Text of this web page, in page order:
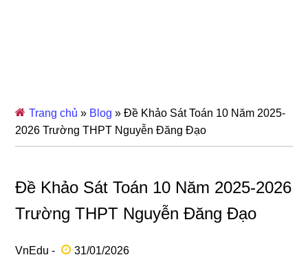
Trang chủ » Blog »Đề Khảo Sát Toán 10 Năm 2025-
2026 Trường THPT Nguyễn Đăng Đạo
Đề Khảo Sát Toán 10 Năm 2025-2026
Trường THPT Nguyễn Đăng Đạo
VnEdu - 31/01/2026